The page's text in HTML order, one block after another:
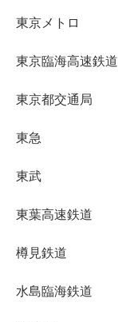
東京メトロ
東京臨海高速鉄道
東京都交通局
東急
東武
東葉高速鉄道
樽見鉄道
水島臨海鉄道